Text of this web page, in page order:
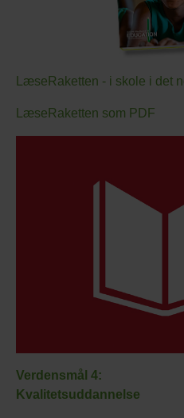
LæseRaketten - i skole i det
LæseRaketten som PDF
Verdensmål 4:
Kvalitetsuddannelse